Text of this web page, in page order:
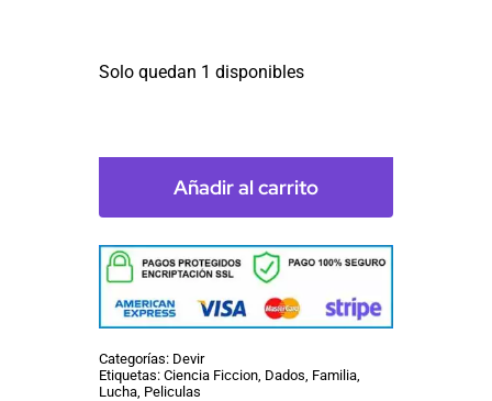
Solo quedan 1 disponibles
New
cantidad
Añadir al carrito
Categorías: Devir
Etiquetas: Ciencia Ficcion Dados Familia
Lucha Peliculas